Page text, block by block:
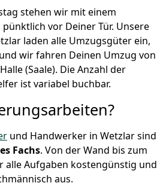
stehen wir mit einem
vor Deiner Tür. Unsere
laden alle Umzugsgüter ein,
wir fahren Deinen Umzug von
(Saale). Die Anzahl der
ist variabel buchbar.
und Handwerker in Wetzlar sind
Fachs. Von der Wand bis zum
alle Aufgaben kostengünstig und
aus.